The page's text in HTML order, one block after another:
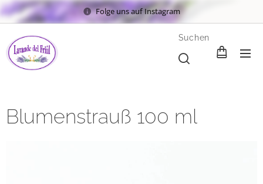
Folge uns auf Instagram
Suchen
Blumenstrauß 100 ml